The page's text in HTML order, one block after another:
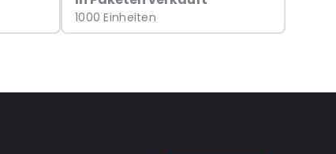
1000 Einheiten